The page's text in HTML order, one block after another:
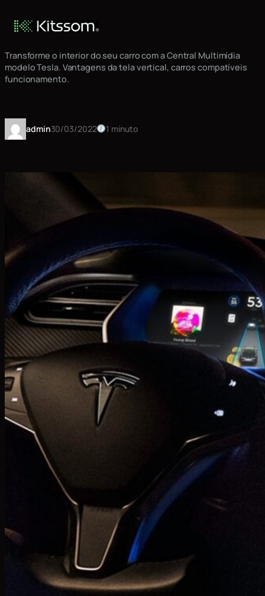
para
conteúdo
tesla-1588859099148_v2_1x1
Transforme o interior do seu carro com a Central Multimídia
modelo Tesla. Vantagens da tela vertical, carros compatíveis
funcionamento.
admin30/03/2022 1 minuto